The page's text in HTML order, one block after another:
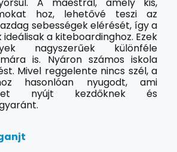
hoz, lehetővé teszi az
sebességek elérését, így a
a kiteboardinghoz. Ezek
nagyszerűek különféle
is. Nyáron számos iskola
Mivel reggelente nincs szél, a
hasonlóan nyugodt, ami
nyújt kezdőknek és